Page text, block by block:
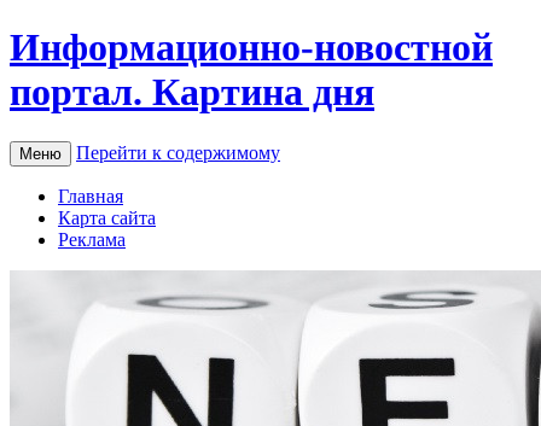
Информационно-новостной
портал. Картина дня
Меню Перейти к содержимому
Главная
Карта сайта
Реклама